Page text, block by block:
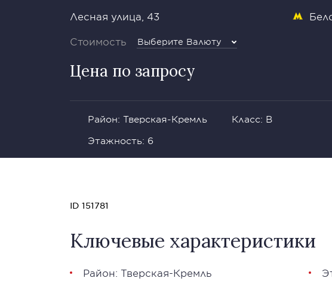
Лесная улица, 43
Стоимость Выберите Валюту
Цена по запросу
Район: Тверская-Кремль Класс: В
Этажность: 6
ID 151781
Ключевые характеристики
Район: Тверская-Кремль